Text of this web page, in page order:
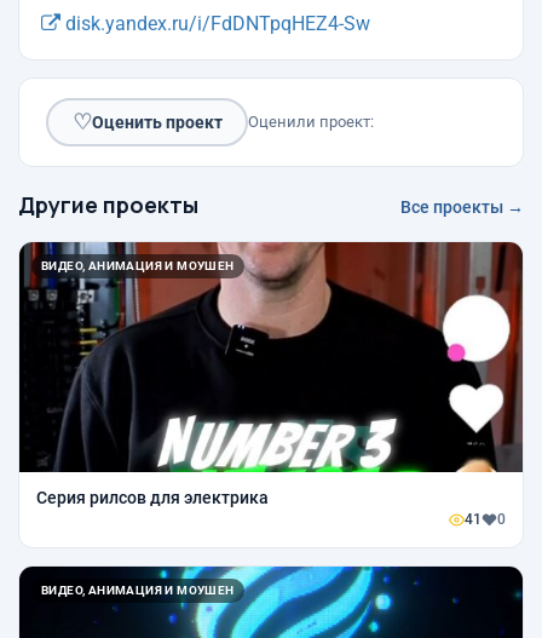
disk.yandex.ru/i/FdDNTpqHEZ4-Sw
♡Оценить проект Оценили проект:
Другие проекты Все проекты →
ВИДЕО, АНИМАЦИЯ И МОУШЕН
Серия рилсов для электрика
41 0
ВИДЕО, АНИМАЦИЯ И МОУШЕН